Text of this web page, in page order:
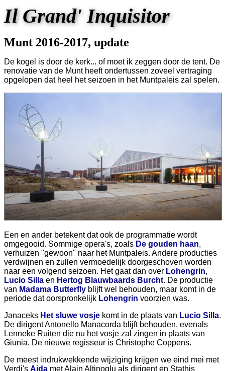
Il Grand' Inquisitor
Munt 2016-2017, update
De kogel is door de kerk... of moet ik zeggen door de tent. De
renovatie van de Munt heeft ondertussen zoveel vertraging
opgelopen dat heel het seizoen in het Muntpaleis zal spelen.
Een en ander betekent dat ook de programmatie wordt
omgegooid. Sommige opera's, zoals De gouden haan,
verhuizen "gewoon" naar het Muntpaleis. Andere producties
verdwijnen en zullen vermoedelijk doorgeschoven worden
naar een volgend seizoen. Het gaat dan over Lohengrin,
Lucio Silla en Hertog Blauwbaards Burcht. De productie
van Madama Butterfly blijft wel behouden, maar komt in de
periode dat oorspronkelijk Lohengrin voorzien was.
Janaceks Het sluwe vosje komt in de plaats van Lucio Silla.
De dirigent Antonello Manacorda blijft behouden, evenals
Lenneke Ruiten die nu het vosje zal zingen in plaats van
Giunia. De nieuwe regisseur is Christophe Coppens.
De meest indrukwekkende wijziging krijgen we eind mei met
Verdi's Aida met Alain Altinoglu als dirigent en Stathis